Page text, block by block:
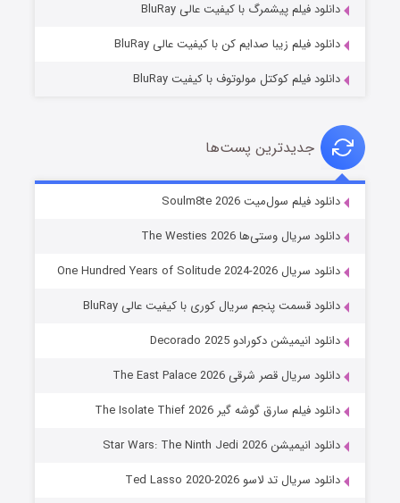
خاندان اژدها فصل ۳
جادوگری در مغولستان
قسمت ۱۴ (زیرنویس) منتشر شد
دانلود فیلم پیشمرگ با کیفیت عالی BluRay
دانلود فیلم زیبا صدایم کن با کیفیت عالی BluRay
دانلود فیلم کوکتل مولوتوف با کیفیت BluRay
جدیدترین پست‌ها
دانلود فیلم سول‌میت Soulm8te 2026
دانلود سریال وستی‌ها The Westies 2026
دانلود سریال One Hundred Years of Solitude 2024-2026
دانلود قسمت پنجم سریال کوری با کیفیت عالی BluRay
دانلود انیمیشن دکورادو Decorado 2025
دانلود سریال قصر شرقی The East Palace 2026
دانلود فیلم سارق گوشه گیر The Isolate Thief 2026
دانلود انیمیشن Star Wars: The Ninth Jedi 2026
دانلود سریال تد لاسو Ted Lasso 2020-2026